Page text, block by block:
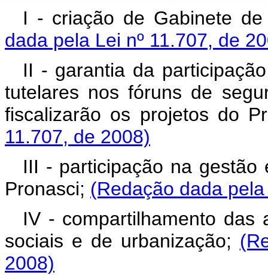
I - criação de Gabinete
dada pela Lei nº 11.707, de
II - garantia da
tutelares nos fóruns de
fiscalizarão os projetos do
11.707, de 2008)
III - participação na gestão
Pronasci; (Redação dada
IV - compartilhamento das
sociais e de urbanização;
2008)